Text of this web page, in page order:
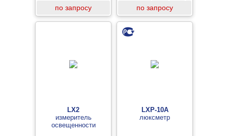
по запросу по запросу
LX2
измеритель
освещенности
LXP-10A
люксметр